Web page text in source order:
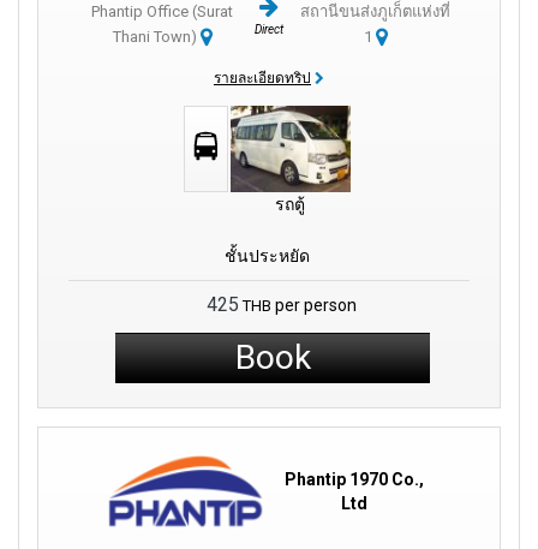
Phantip Office (Surat
Thani Town)
Direct
สถานีขนส่งภูเก็ตแห่งที่
1
รายละเอียดทริป
รถตู้
ชั้นประหยัด
425 THB per person
Book
Phantip 1970 Co.,
Ltd